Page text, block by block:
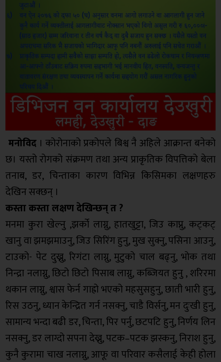
मनोविद । कोरोनाको प्रकोपले बिश्व नै अहिले आक्रान्त बनेको
छ। यस्तो रोगको संक्रमण तथा अन्य प्राकृतिक विपत्तिको बेला
तनाब, डर, चिन्ताका कारण विभिन्न किसिमका लक्षणहरु
देखिन सक्छन् ।
कस्ता कस्ता लक्षण देखिन्छन् त ?
मनमा कुरा खेल्नु ,झर्को लाग्नु, हातखुट्टा, जिउ काप्नु, कट्कट्
खानु वा झमझमाउनु, जिउ सिरिंग हुनु, मुख सुक्नु, पसिना आउनु,
टाउको- पेट दुख्नु, रिगंटा लाग्नु, मुटुको चाल बढ्नु, भोक तथा
निन्द्रा नलाग्नु, छिटो छिटो पिसाब लाग्नु, कब्जियत हुनु , शरिरमा
थकान लाग्नु, श्वास फेर्न गाह्रो भएको महसुसहुनु, छाती भारी हुनु,
रिस उठनु, ध्यान केन्द्रित गर्न नसक्नु, चाडै विर्सनु, मन दुःखी हुनु,
सामान्य भन्दा बढी डर, चिन्ता, पिर पर्नु, छटपटि हुनु, निर्णय लिन
नसक्नु, डर लाग्दो सपना देख्नु, पटक–पटक झस्कनु, निराश हुनु,
कुनै कुरामा चाख नलाग्नु, आफू वा परिवार कसैलाई केही होला